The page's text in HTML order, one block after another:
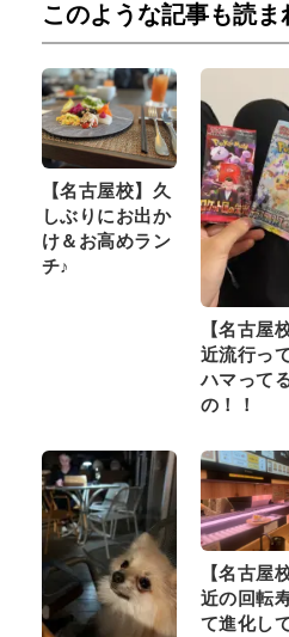
このような記事も読ま
【名古屋校】久
しぶりにお出か
け＆お高めラン
チ♪
【名古屋
近流行っ
ハマって
の！！
【名古屋
近の回転
て進化し